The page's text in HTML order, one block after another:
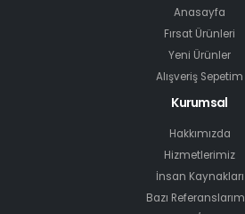
Anasayfa
Fırsat Ürünleri
Yeni Ürünler
Alışveriş Sepetim
Kurumsal
Hakkımızda
Hizmetlerimiz
İnsan Kaynakları
Bazı